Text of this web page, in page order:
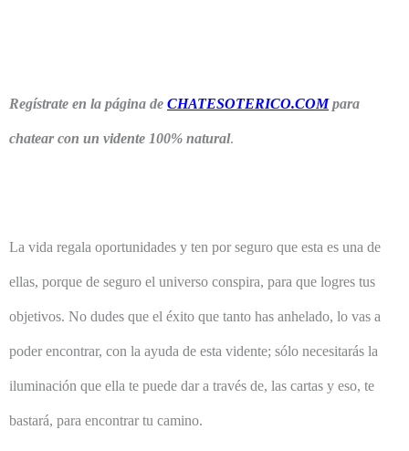
Regístrate en la página de CHATESOTERICO.COMpara
chatear con un vidente 100% natural.
La vida regala oportunidades y ten por seguro que esta es una de
ellas, porque de seguro el universo conspira, para que logres tus
objetivos. No dudes que el éxito que tanto has anhelado, lo vas a
poder encontrar, con la ayuda de esta vidente; sólo necesitarás la
iluminación que ella te puede dar a través de, las cartas y eso, te
bastará, para encontrar tu camino.